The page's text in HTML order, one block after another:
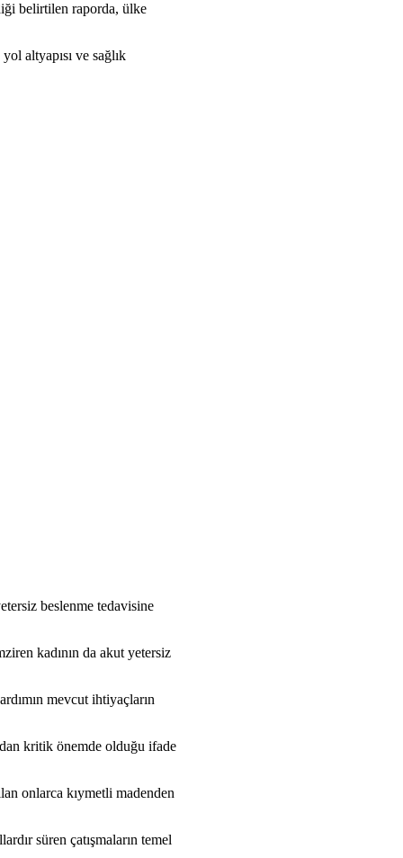
belirtilen raporda, ülke
altyapısı ve sağlık
beslenme tedavisine
kadının da akut yetersiz
mevcut ihtiyaçların
kritik önemde olduğu ifade
onlarca kıymetli madenden
süren çatışmaların temel